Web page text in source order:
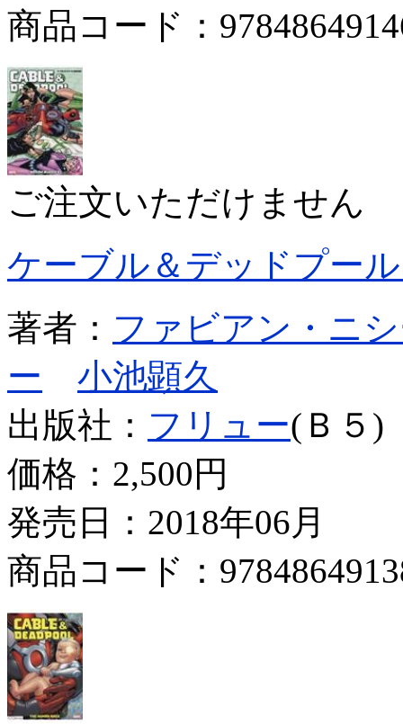
商品コード：
ご注文いただけません
ケーブル＆デッドプー
著者： ファビアン・ニ
ー
小池顕久
出版社： フリュー(Ｂ５)
価格： 2,500円
発売日：2018年06月
商品コード：